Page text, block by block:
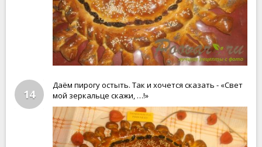
14
Даём пирогу остыть. Так и хочется сказать - «Свет
мой зеркальце скажи, …!»